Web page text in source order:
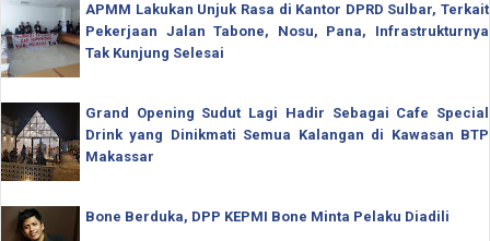
APMM Lakukan Unjuk Rasa di Kantor DPRD Sulbar, Terkait
Pekerjaan Jalan Tabone, Nosu, Pana, Infrastrukturnya
Tak Kunjung Selesai
Grand Opening Sudut Lagi Hadir Sebagai Cafe Special
Drink yang Dinikmati Semua Kalangan di Kawasan BTP
Makassar
Bone Berduka, DPP KEPMI Bone Minta Pelaku Diadili